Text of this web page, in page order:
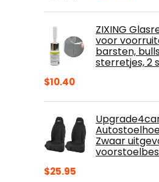
ZIXING
voor
barsten,
sterretjes, 2
$10.40
Zwaar
$25.95